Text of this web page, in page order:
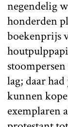
negendelig
honderden
boekenprijs
lag; daar
kunnen
exemplaren